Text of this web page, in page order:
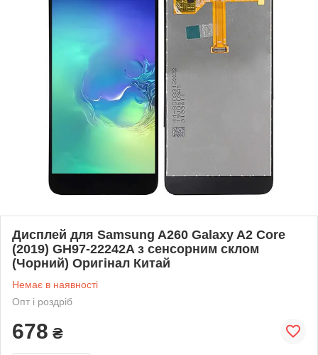
Дисплей для Samsung A260 Galaxy A2 Core
(2019) GH97-22242A з сенсорним склом
(Чорний) Оригінал Китай
Немає в наявності
Опт і роздріб
678 ₴